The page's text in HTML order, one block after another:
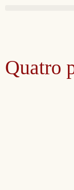
Quatro